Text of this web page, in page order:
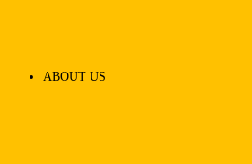
ABOUT US